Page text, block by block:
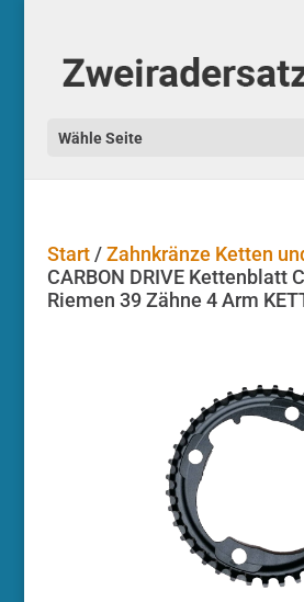
Start/Zahnkränze Ketten
CARBON DRIVE Kettenblatt
Riemen 39 Zähne 4 Arm